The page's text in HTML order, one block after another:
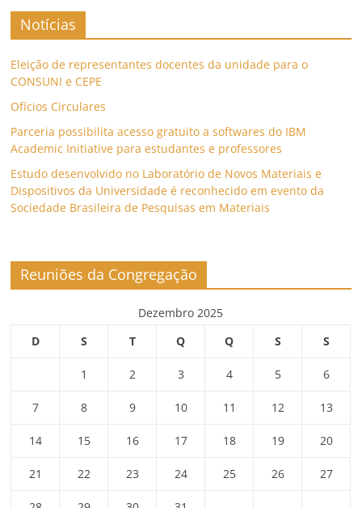
Notícias
Eleição de representantes docentes da unidade para o
CONSUNI e CEPE
Ofícios Circulares
Parceria possibilita acesso gratuito a softwares do IBM
Academic Initiative para estudantes e professores
Estudo desenvolvido no Laboratório de Novos Materiais e
Dispositivos da Universidade é reconhecido em evento da
Sociedade Brasileira de Pesquisas em Materiais
Reuniões da Congregação
Dezembro 2025
D
S T Q Q S S
1 2 3 4 5 6
7 8 9 10 11 12 13
14 15 16 17 18 19 20
21 22 23 24 25 26 27